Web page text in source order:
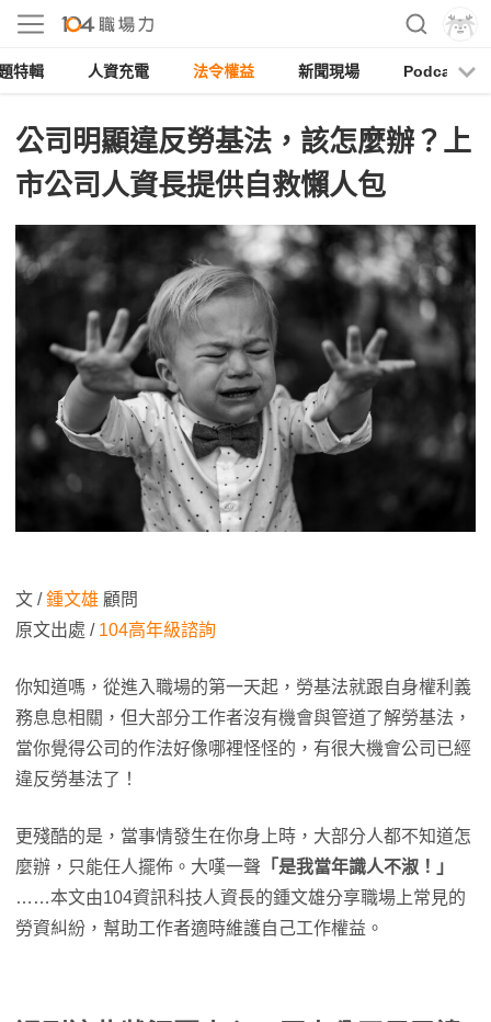
特輯 人資充電 法令權益 新聞現場 Podcast
公司明顯違反勞基法，該怎麼辦？上
市公司人資長提供自救懶人包
文 /鍾文雄 顧問
原文出處 / 104高年級諮詢
你知道嗎，從進入職場的第一天起，勞基法就跟自身權利義
務息息相關，但大部分工作者沒有機會與管道了解勞基法，
當你覺得公司的作法好像哪裡怪怪的，有很大機會公司已經
違反勞基法了！
更殘酷的是，當事情發生在你身上時，大部分人都不知道怎
麼辦，只能任人擺佈。大嘆一聲 「是我當年識人不淑！」
……本文由104資訊科技人資長的鍾文雄分享職場上常見的
勞資糾紛，幫助工作者適時維護自己工作權益。